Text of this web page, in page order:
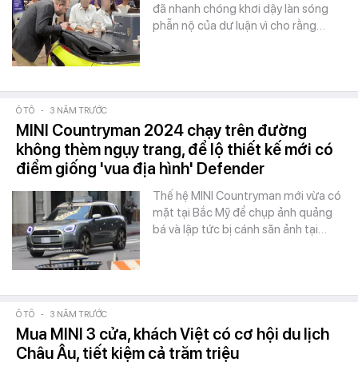
đã nhanh chóng khơi dậy làn sóng
phẫn nộ của dư luận vì cho rằng…
Ô TÔ - 3 NĂM TRƯỚC
MINI Countryman 2024 chạy trên đường
không thèm ngụy trang, để lộ thiết kế mới có
điểm giống 'vua địa hình' Defender
Thế hệ MINI Countryman mới vừa có
mặt tại Bắc Mỹ để chụp ảnh quảng
bá và lập tức bị cánh săn ảnh tại…
Ô TÔ - 3 NĂM TRƯỚC
Mua MINI 3 cửa, khách Việt có cơ hội du lịch
Châu Âu, tiết kiệm cả trăm triệu